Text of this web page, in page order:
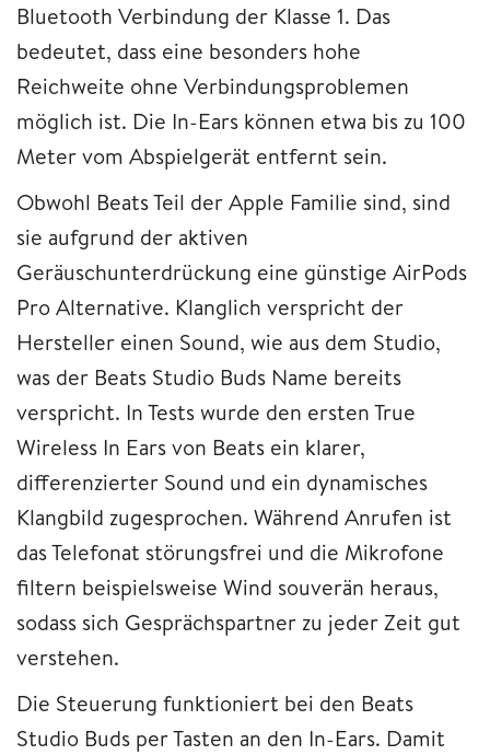
Bluetooth Verbindung der Klasse 1. Das
bedeutet, dass eine besonders hohe
Reichweite ohne Verbindungsproblemen
möglich ist. Die In-Ears können etwa bis zu 100
Meter vom Abspielgerät entfernt sein.
Obwohl Beats Teil der Apple Familie sind, sind
sie aufgrund der aktiven
Geräuschunterdrückung eine günstige AirPods
Pro Alternative. Klanglich verspricht der
Hersteller einen Sound, wie aus dem Studio,
was der Beats Studio Buds Name bereits
verspricht. In Tests wurde den ersten True
Wireless In Ears von Beats ein klarer,
differenzierter Sound und ein dynamisches
Klangbild zugesprochen. Während Anrufen ist
das Telefonat störungsfrei und die Mikrofone
filtern beispielsweise Wind souverän heraus,
sodass sich Gesprächspartner zu jeder Zeit gut
verstehen.
Die Steuerung funktioniert bei den Beats
Studio Buds per Tasten an den In-Ears. Damit